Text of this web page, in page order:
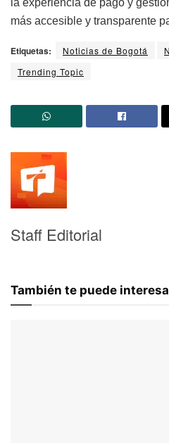
la experiencia de pago y
más accesible y transparente
Etiquetas: Noticias de Bogotá
Trending Topic
Staff Editorial
También te puede